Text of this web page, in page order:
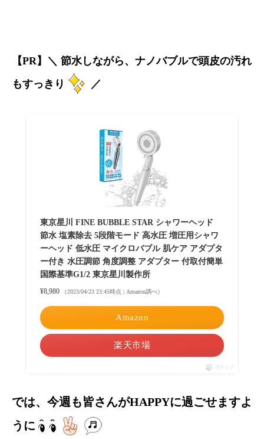
【PR】＼ 節水しながら、ナノバブルで頭皮の汚れ
もすっきり
／
東京星川 FINE BUBBLE STAR シャワーヘッド
節水 塩素除去 5段階モード 高水圧 増圧用シャワ
ーヘッド 低水圧 マイクロバブル 肌ケア アダプタ
ー付き 水圧調節 角度調整 アダプター 付取付簡単
国際基準G1/2 東京星川製作所
¥8,980 （2023/04/23 23:45時点 | Amazon調べ）
Amazon
楽天市場
ポチップ
では、今週も皆さんがHAPPYに過ごせますよ
うに